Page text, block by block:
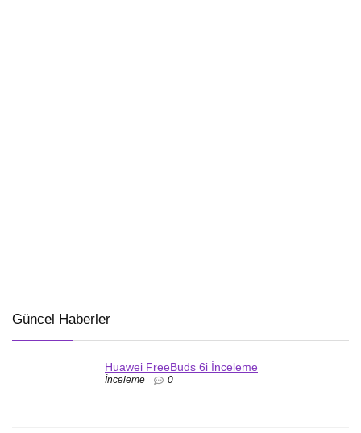
Güncel Haberler
Huawei FreeBuds 6i İnceleme
İnceleme 0